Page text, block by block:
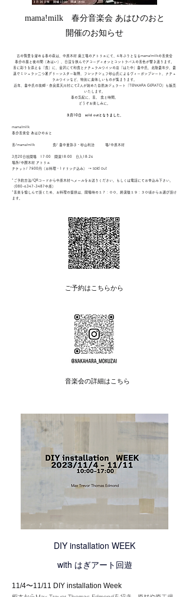
mama!milk 春分音楽会 あはひのおと
開催のお知らせ
古の情景を溜める春の萩は、中原木材 廃工場のアトリエにて、6年ぶりとなるmama!milkの音楽会
春分の昼と夜の間（あはい）、日没を挟んでアコーディオンとコントラバスの音色が響き渡ります。
音に彩りを添える「食」に、金沢にて和食とナチュラルワインの店「はた中」畠中氏、北陸最年少、最
速でミシュラン二つ星グリーンスター取得、フレンチシェフ砂山氏によるヴィーガンプレート、ナチュ
ラルワインなど、特別に美味しいものが集まります。
近年、畠中氏の故郷・奈良県天川村にて2人が始めた自然派ジェラート「TENKARA GERATO」も販売
いたします。
春の気配に、音。 食と時間。
どうぞお楽しみに。
３月10日 sold outとなりました。
mama!milk
春分音楽会 あはひのおと
音/mama!milk 食/ 畠中亜弥子・砂山利治 場/中原木材
3月20日祝開場 17:00 開演18:00 日入18:26
場所/中𠩤木材 アトリエ
チケット/ 7500円（お料理・1ドリンク込み）
​ → sold out
*ご予約方法/QRコードから中原木材へメールをお送りください。もしくは電話にてお申込み下さい。
（080-6347-3487中原）
*音楽を愉しんで頂くため、お料理の提供は、開場時の１７：００、終演後１９：３０頃からお選び頂け
ます。
​ご予約はこちらから
​音楽会の詳細はこちら
DIY installation WEEK
with はぎアート回遊
11/4〜11/11 DIY installation Week